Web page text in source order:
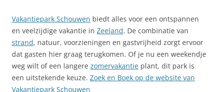
Vakantiepark Schouwen biedt alles voor een ontspannen
en veelzijdige vakantie in Zeeland. De combinatie van
strand, natuur, voorzieningen en gastvrijheid zorgt ervoor
dat gasten hier graag terugkomen. Of je nu een weekendje
weg wilt of een langere zomervakantie plant, dit park is
een uitstekende keuze. Zoek en Boek op de website van
Vakantiepark Schouwen